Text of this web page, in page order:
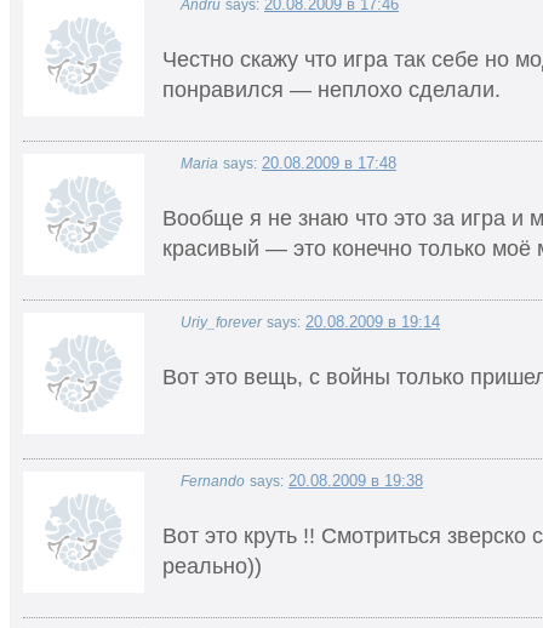
Andru says: 20.08.2009 в 17:46
Честно скажу что игра так себе но
понравился — неплохо сделали.
Maria says: 20.08.2009 в 17:48
Вообще я не знаю что это за игра и
красивый — это конечно только моё
Uriy_forever says: 20.08.2009 в 19:14
Вот это вещь, с войны только
Fernando says: 20.08.2009 в 19:38
Вот это круть !! Смотриться зверско
реально))